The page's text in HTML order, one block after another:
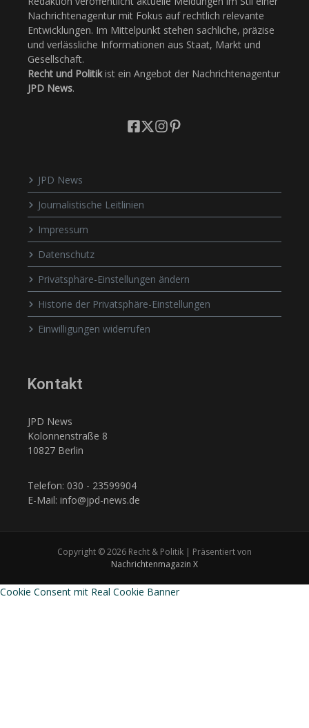
Nachrichtenagentur mit Fokus auf rechtlich relevante
Entwicklungen. Im Mittelpunkt stehen sachliche, präzise
und verlässliche Informationen aus Staat, Markt und
Gesellschaft.
Recht und Politikist ein Angebot der Nachrichtenagentur
JPD News.
JPD News
Journalistische Leitlinien
Impressum
Datenschutz
Privatsphäre-Einstellungen ändern
Historie der Privatsphäre-Einstellungen
Einwilligungen widerrufen
Kontakt
JPD News
Kolonnenstraße 8
10827 Berlin
Telefon: 030 - 23599904
E-Mail: info@jpd-news.de
Copyright © 2026 Recht & Politik | Präsentiert von
Nachrichtenmagazin X
Cookie Consent mit Real Cookie Banner